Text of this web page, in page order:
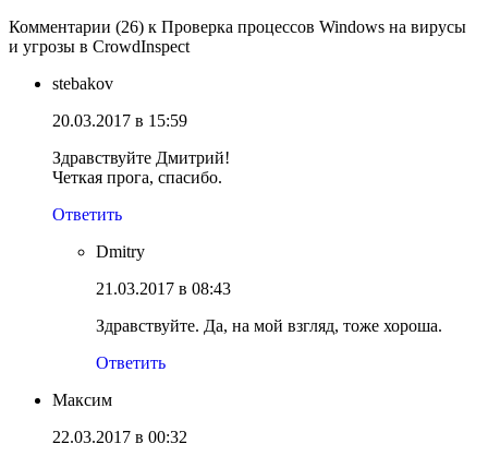
Комментарии (26) к Проверка процессов Windows на вирусы
и угрозы в CrowdInspect
stebakov
20.03.2017 в 15:59
Здравствуйте Дмитрий!
Четкая прога, спасибо.
Ответить
Dmitry
21.03.2017 в 08:43
Здравствуйте. Да, на мой взгляд, тоже хороша.
Ответить
Максим
22.03.2017 в 00:32